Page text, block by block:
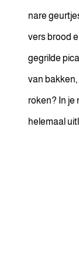
nare
vers brood
gegrilde
van bakken,
roken? In je
helemaal